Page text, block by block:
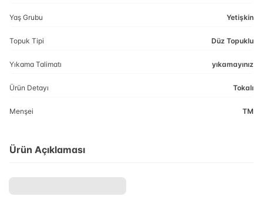
Yaş Grubu Yetişkin
Topuk Tipi Düz Topuklu
Yıkama Talimatı yıkamayınız
Ürün Detayı Tokalı
Menşei TM
Ürün Açıklaması